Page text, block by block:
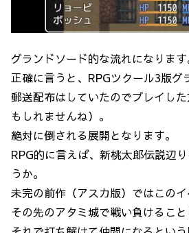
グランドソード的な流れになります
正確に言うと、RPGツクール3版グ
郵送配布はしていたのでプレイし
もしれませんね）。
絶対に倒される展開となります。
RPG的に言えば、新桃太郎伝説辺
うか。
未完の前作（アスカ版）ではこのイ
その先のアタミ城で戦い負けること